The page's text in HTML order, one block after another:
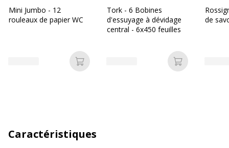
Mini Jumbo - 12
rouleaux de papier WC
Ajouter au panier
Tork - 6 Bobines
d'essuyage à dévidage
central - 6x450 feuilles
Ajouter au
de
Caractéristiques